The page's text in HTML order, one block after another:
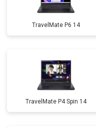
TravelMate P6 14
TravelMate P4 Spin 14